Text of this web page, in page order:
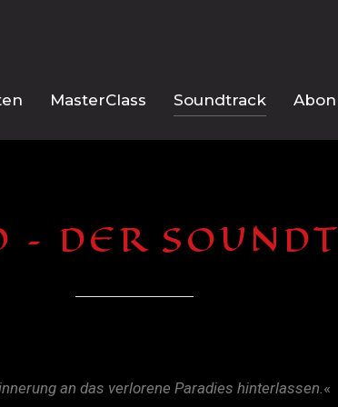
MasterClass Soundtrack
– DER
an das verlorene Paradies hinterlassen.«